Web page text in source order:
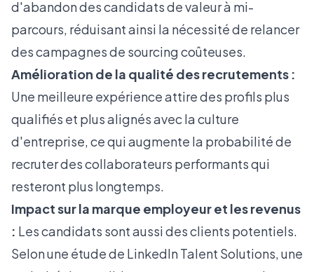
d'abandon des candidats de valeur à mi-
parcours, réduisant ainsi la nécessité de relancer
des campagnes de sourcing coûteuses.
Amélioration de la qualité des recrutements :
Une meilleure expérience attire des profils plus
qualifiés et plus alignés avec la culture
d'entreprise, ce qui augmente la probabilité de
recruter des collaborateurs performants qui
resteront plus longtemps.
Impact sur la marque employeur et les revenus
: Les candidats sont aussi des clients potentiels.
Selon une étude de LinkedIn Talent Solutions, une